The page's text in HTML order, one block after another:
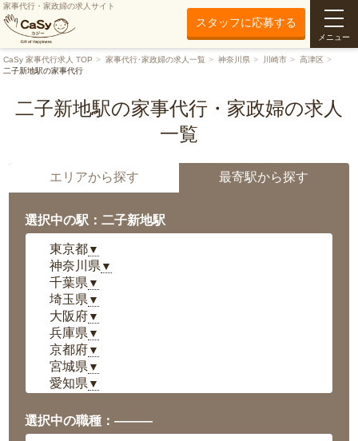
家事代行・家政婦の求人サイト
スタッフに応募する
メニュー
CaSy 家事代行求人 TOP 家事代行･家政婦の求人一覧 神奈川県 川崎市
高津区
二子新地駅の家事代行
二子新地駅の家事代行・家政婦の求人
一覧
エリアから探す 最寄駅から探す
選択中の駅：二子新地駅
東京都▼
神奈川県 ▼
千葉県 ▼
埼玉県 ▼
大阪府▼
兵庫県 ▼
京都府▼
宮城県 ▼
愛知県 ▼
岡山県▼
広島県▼
選択中の職種：———